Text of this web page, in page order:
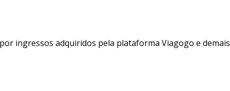
ingressos adquiridos pela plataforma Viagogo e demais